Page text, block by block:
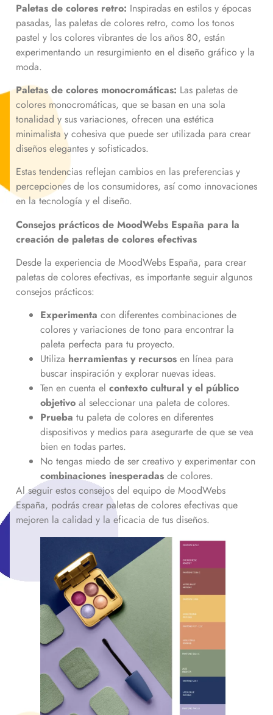
Paletas de colores retro: Inspiradas en estilos y épocas
pasadas, las paletas de colores retro, como los tonos
pastel y los colores vibrantes de los años 80, están
experimentando un resurgimiento en el diseño gráfico y la
moda.
Paletas de colores monocromáticas: Las paletas de
colores monocromáticas, que se basan en una sola
tonalidad y sus variaciones, ofrecen una estética
minimalista y cohesiva que puede ser utilizada para crear
diseños elegantes y sofisticados.
Estas tendencias reflejan cambios en las preferencias y
percepciones de los consumidores, así como innovaciones
en la tecnología y el diseño.
Consejos prácticos de MoodWebs España para la
creación de paletas de colores efectivas
Desde la experiencia de MoodWebs España, para crear
paletas de colores efectivas, es importante seguir algunos
consejos prácticos:
Experimenta con diferentes combinaciones de
colores y variaciones de tono para encontrar la
paleta perfecta para tu proyecto.
Utiliza herramientas y recursos en línea para
buscar inspiración y explorar nuevas ideas.
Ten en cuenta el contexto cultural y el público
objetivo al seleccionar una paleta de colores.
Prueba tu paleta de colores en diferentes
dispositivos y medios para asegurarte de que se vea
bien en todas partes.
No tengas miedo de ser creativo y experimentar con
combinaciones inesperadas de colores.
Al seguir estos consejos del equipo de MoodWebs
España, podrás crear paletas de colores efectivas que
mejoren la calidad y la eficacia de tus diseños.